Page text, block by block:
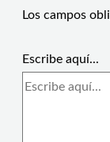
Los campos
Escribe aquí...